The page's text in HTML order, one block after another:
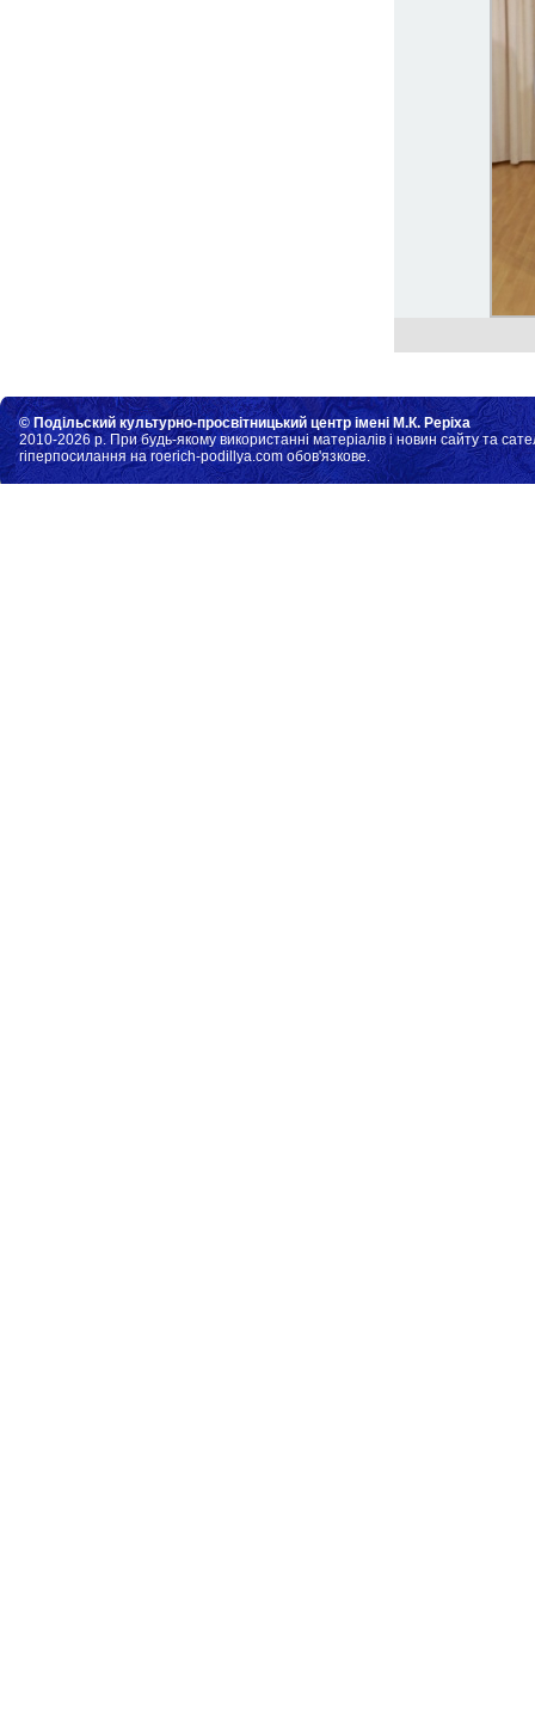
© Подільский культурно-просвітницький центр імені М.К. Реріха
2010-2026 р. При будь-якому використанні матеріалів і новин сайту та
гіперпосилання на roerich-podillya.com обов'язкове.